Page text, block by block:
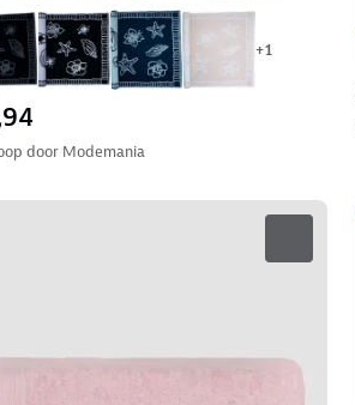
+1
door Modemania